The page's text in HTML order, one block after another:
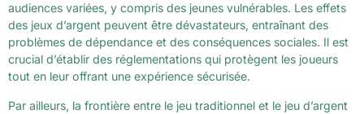
audiences variées, y compris des jeunes vulnérables. Les effets
des jeux d’argent peuvent être dévastateurs, entraînant des
problèmes de dépendance et des conséquences sociales. Il est
crucial d’établir des réglementations qui protègent les joueurs
tout en leur offrant une expérience sécurisée.
Par ailleurs, la frontière entre le jeu traditionnel et le jeu d’argent